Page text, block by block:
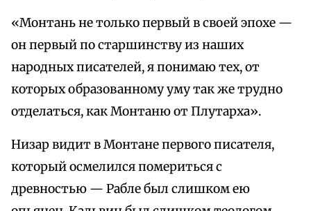
«Монтань не только первый в своей эпохе —
он первый по старшинству из наших
народных писателей, я понимаю тех, от
которых образованному уму так же трудно
отделаться, как Монтаню от Плутарха».
Низар видит в Монтане первого писателя,
который осмелился помериться с
древностью — Рабле был слишком ею